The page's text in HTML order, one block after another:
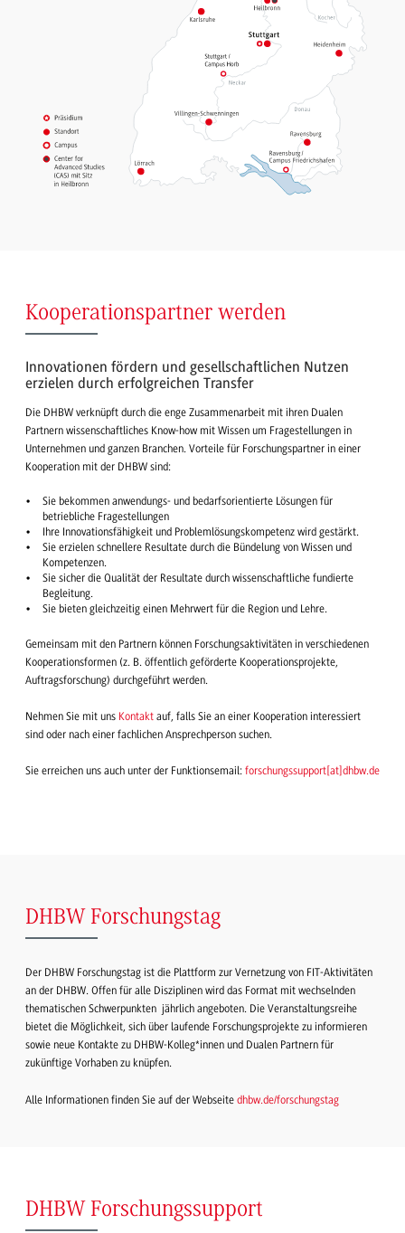
Kooperationspartner werden
Innovationen fördern und gesellschaftlichen Nutzen
erzielen durch erfolgreichen Transfer
Die DHBW verknüpft durch die enge Zusammenarbeit mit ihren Dualen
Partnern wissenschaftliches Know-how mit Wissen um Fragestellungen in
Unternehmen und ganzen Branchen. Vorteile für Forschungspartner in einer
Kooperation mit der DHBW sind:
Sie bekommen anwendungs- und bedarfsorientierte Lösungen für
betriebliche Fragestellungen
Ihre Innovationsfähigkeit und Problemlösungskompetenz wird gestärkt.
Sie erzielen schnellere Resultate durch die Bündelung von Wissen und
Kompetenzen.
Sie sicher die Qualität der Resultate durch wissenschaftliche fundierte
Begleitung.
Sie bieten gleichzeitig einen Mehrwert für die Region und Lehre.
Gemeinsam mit den Partnern können Forschungsaktivitäten in verschiedenen
Kooperationsformen (z. B. öffentlich geförderte Kooperationsprojekte,
Auftragsforschung) durchgeführt werden.
Nehmen Sie mit uns Kontakt auf, falls Sie an einer Kooperation interessiert
sind oder nach einer fachlichen Ansprechperson suchen.
Sie erreichen uns auch unter der Funktionsemail: forschungssupport at dhbw.de
DHBW Forschungstag
Der DHBW Forschungstag ist die Plattform zur Vernetzung von FIT-Aktivitäten
an der DHBW. Offen für alle Disziplinen wird das Format mit wechselnden
thematischen Schwerpunkten jährlich angeboten. Die Veranstaltungsreihe
bietet die Möglichkeit, sich über laufende Forschungsprojekte zu informieren
sowie neue Kontakte zu DHBW-Kolleg*innen und Dualen Partnern für
zukünftige Vorhaben zu knüpfen.
Alle Informationen finden Sie auf der Webseite dhbw.de/forschungstag
DHBW Forschungssupport